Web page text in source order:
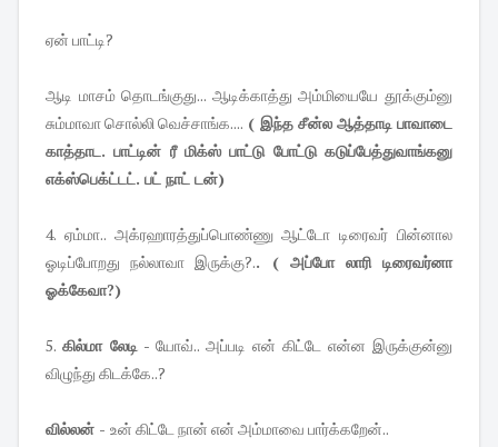
ஏன் பாட்டி?
ஆடி மாசம் தொடங்குது... ஆடிக்காத்து அம்மியையே தூக்கும்னு
சும்மாவா சொல்லி வெச்சாங்க.... ( இந்த சீன்ல ஆத்தாடி பாவாடை
காத்தாட. பாட்டின் ரீ மிக்ஸ் பாட்டு போட்டு கடுப்பேத்துவாங்கனு
எக்ஸ்பெக்ட்டட். பட் நாட் டன்)
4. ஏம்மா.. அக்ரஹாரத்துப்பொண்ணு ஆட்டோ டிரைவர் பின்னால
ஓடிப்போறது நல்லாவா இருக்கு?.. ( அப்போ லாரி டிரைவர்னா
ஓக்கேவா?)
5. கில்மா லேடி - யோவ்.. அப்படி என் கிட்டே என்ன இருக்குன்னு
விழுந்து கிடக்கே..?
வில்லன் - உன் கிட்டே நான் என் அம்மாவை பார்க்கறேன்..